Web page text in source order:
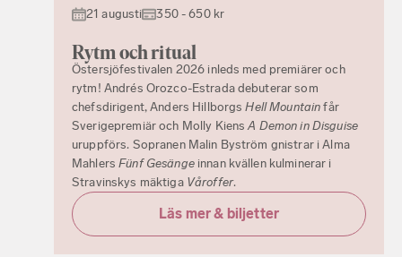
21 augusti 350 - 650 kr
Rytm och ritual
Östersjöfestivalen 2026 inleds med premiärer och
rytm! Andrés Orozco-Estrada debuterar som
chefsdirigent, Anders HillborgsHell Mountainfår
Sverigepremiär och Molly KiensA Demon in Disguise
uruppförs. Sopranen Malin Byström gnistrar i Alma
MahlersFünf Gesänge innan kvällen kulminerar i
Stravinskys mäktiga Våroffer.
Läs mer & biljetter